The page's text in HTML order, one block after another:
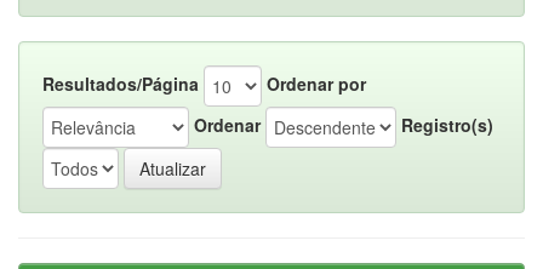
Resultados/Página
Ordenar por
Ordenar
Registro(s)